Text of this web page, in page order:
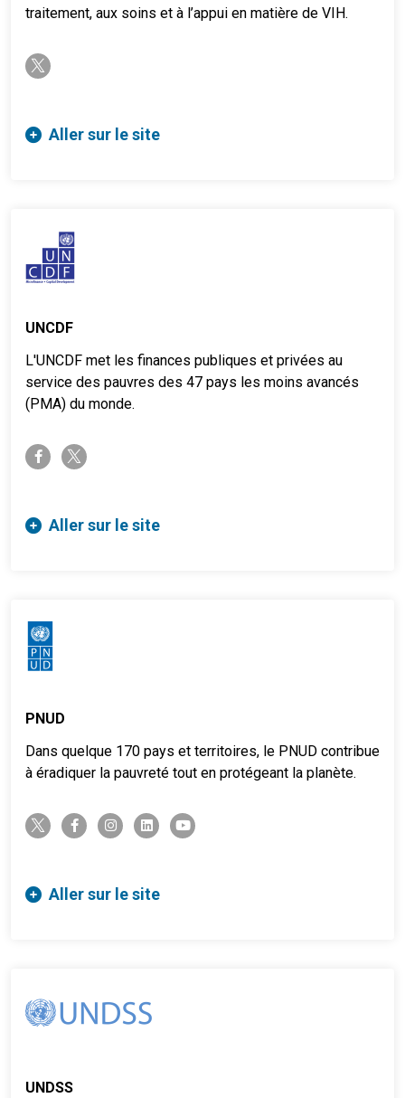
traitement, aux soins et à l’appui en matière de VIH.
twitter-x
Aller sur le site
UNCDF
L'UNCDF met les finances publiques et privées au
service des pauvres des 47 pays les moins avancés
(PMA) du monde.
facebook-ftwitter-x
Aller sur le site
PNUD
Dans quelque 170 pays et territoires, le PNUD contribue
à éradiquer la pauvreté tout en protégeant la planète.
twitter-x facebook-finstagramlinkedinyoutube
Aller sur le site
UNDSS